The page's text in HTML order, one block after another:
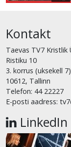
Kontakt
Taevas TV7 Kristlik
Ristiku 10
3. korrus (uksekell 7)
10612, Tallinn
Telefon: 44 22227
E-posti aadress:
LinkedIn